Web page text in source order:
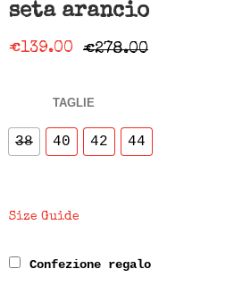
seta arancio
€139.00 €278.00
TAGLIE
38 40 42 44
Size Guide
Confezione regalo